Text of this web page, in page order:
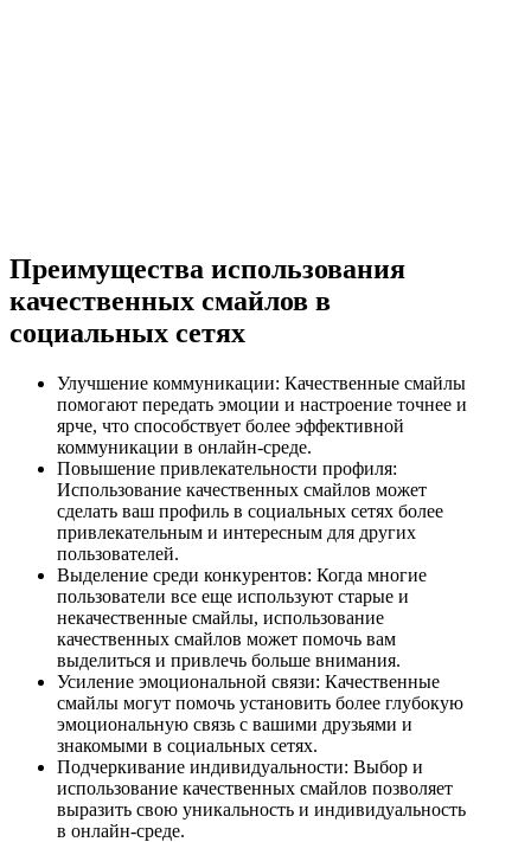
Преимущества использования
качественных смайлов в
социальных сетях
Улучшение коммуникации: Качественные смайлы
помогают передать эмоции и настроение точнее и
ярче, что способствует более эффективной
коммуникации в онлайн-среде.
Повышение привлекательности профиля:
Использование качественных смайлов может
сделать ваш профиль в социальных сетях более
привлекательным и интересным для других
пользователей.
Выделение среди конкурентов: Когда многие
пользователи все еще используют старые и
некачественные смайлы, использование
качественных смайлов может помочь вам
выделиться и привлечь больше внимания.
Усиление эмоциональной связи: Качественные
смайлы могут помочь установить более глубокую
эмоциональную связь с вашими друзьями и
знакомыми в социальных сетях.
Подчеркивание индивидуальности: Выбор и
использование качественных смайлов позволяет
выразить свою уникальность и индивидуальность
в онлайн-среде.